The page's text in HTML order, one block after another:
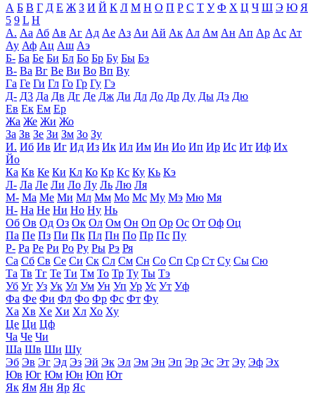
А Б В Г Д Е Ж З И Й К Л М Н О П Р С Т У Ф Х Ц Ч Ш Э Ю Я
5 9 L H
А. Аа Аб Ав Аг Ад Ае Аз Аи Ай Ак Ал Ам Ан Ап Ар Ас Ат
Ау Аф Ац Аш Аэ
Б- Ба Бе Би Бл Бо Бр Бу Бы Бэ
В- Ва Вг Ве Ви Во Вп Ву
Га Ге Ги Гл Го Гр Гу Гэ
Д- Д3 Да Дв Дг Де Дж Ди Дл До Др Ду Ды Дэ Дю
Ев Ек Ем Ер
Жа Же Жи Жо
За Зв Зе Зи Зм Зо Зу
И. Иб Ив Иг Ид Из Ик Ил Им Ин Ио Ип Ир Ис Ит Иф Их
Йо
Ка Кв Ке Ки Кл Ко Кр Кс Ку Кь Кэ
Л- Ла Ле Ли Ло Лу Ль Лю Ля
М- Ма Ме Ми Мл Мм Мо Мс Му Мэ Мю Мя
Н- На Не Ни Но Ну Нь
Об Ов Од Оз Ок Ол Ом Он Оп Ор Ос От Оф Оц
Па Пе Пз Пи Пк Пл Пн По Пр Пс Пу
Р- Ра Ре Ри Ро Ру Ры Рэ Ря
Са Сб Св Се Си Ск Сл См Сн Со Сп Ср Ст Су Сы Сю
Та Тв Тг Те Ти Тм То Тр Ту Ты Тэ
Уб Уг Уз Ук Ул Ум Ун Уп Ур Ус Ут Уф
Фа Фе Фи Фл Фо Фр Фс Фт Фу
Ха Хв Хе Хи Хл Хо Ху
Це Ци Цф
Ча Че Чи
Ша Шв Ши Шу
Эб Эв Эг Эд Эз Эй Эк Эл Эм Эн Эп Эр Эс Эт Эу Эф Эх
Юв Юг Юм Юн Юп Ют
Як Ям Ян Яр Яс